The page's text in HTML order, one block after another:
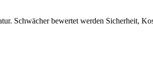
Schwächer bewertet werden Sicherheit,